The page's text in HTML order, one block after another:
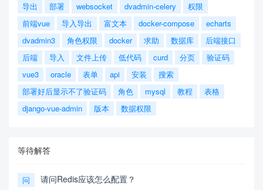
导出
部署 websocket dvadmin-celery
权限
前端vue
导入导出 富文本 docker-compose
echarts
dvadmin3
角色权限 docker 求助 数据库
后端接口
后端
导入 文件上传 低代码 curd 分页
验证码
vue3
oracle 表单 api 安装
搜索
部署好后显示不了验证码
角色 mysql 教程
表格
django-vue-admin
版本 数据权限
等待解答
问 请问Redis应该怎么配置？